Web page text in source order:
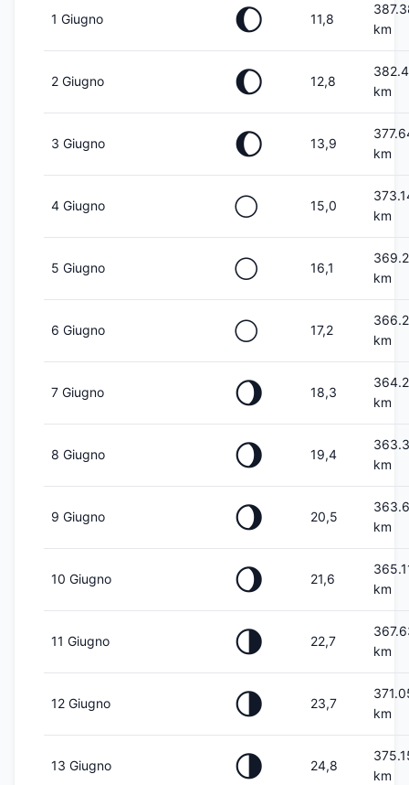
1 Giugno 🌔 11,8
km
2 Giugno 🌔 12,8
km
3 Giugno 🌔 13,9
km
4 Giugno 🌕 15,0
km
5 Giugno 🌕 16,1
km
6 Giugno 🌕 17,2
km
7 Giugno 🌖 18,3
km
8 Giugno 🌖 19,4
km
9 Giugno 🌖 20,5
km
10 Giugno 🌖 21,6
km
11 Giugno 🌗 22,7
km
12 Giugno 🌗 23,7
km
13 Giugno 🌗 24,8
km